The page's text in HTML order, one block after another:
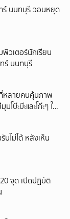
ร์ นนทบุรี วอนหยุด
วเตอร์นักเรียน
ร์ นนทบุรี
ที่หลายคนคุ้นภาพ
บ๊ะบ๊ะและโก๊ะๆ ให้
ฟนๆ ทั้งเอ็นดูทั้ง
บไม่ได้ หลังเห็น
จุด เปิดปฏิบัติ